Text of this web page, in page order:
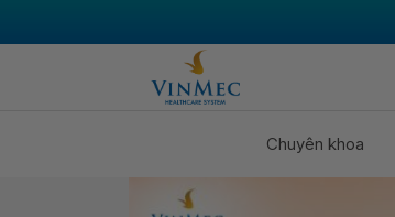
Chuyên khoa